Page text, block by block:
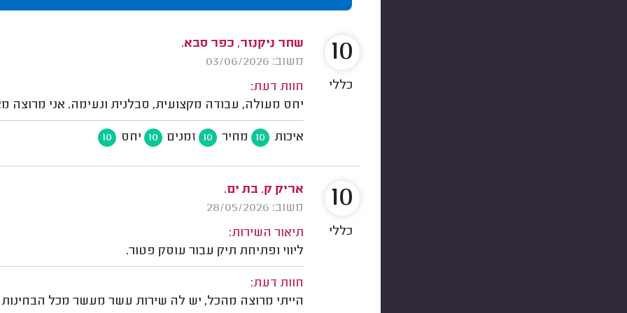
שחר ניקנזר, כפר סבא.
משוב: 03/06/2026
חוות דעת:
יחס מעולה, עבודה מקצועית, סבלנית ונעימה. אני מרוצה
איכות 10 מחיר 10 זמנים 10 יחס 10
10
כללי
אריק ק. בת ים.
משוב: 28/05/2026
תיאור השירות:
ליווי ופתיחת תיק עבור עוסק פטור.
חוות דעת:
הייתי מרוצה מהכל, יש לה שירות עשר מעשר מכל
10
כללי